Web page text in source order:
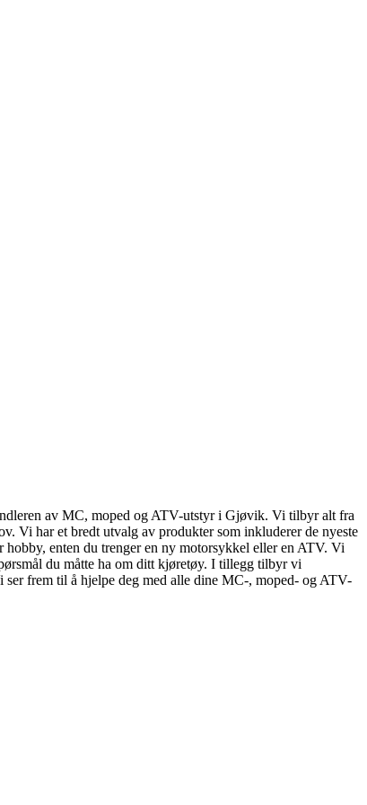
av MC, moped og ATV-utstyr i Gjøvik. Vi tilbyr alt fra
Vi har et bredt utvalg av produkter som inkluderer de nyeste
enten du trenger en ny motorsykkel eller en ATV. Vi
du måtte ha om ditt kjøretøy. I tillegg tilbyr vi
frem til å hjelpe deg med alle dine MC-, moped- og ATV-